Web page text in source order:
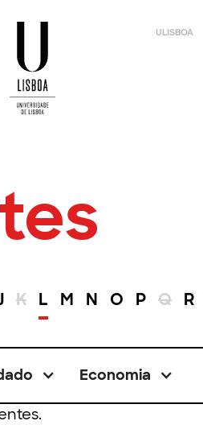
ULISBOA
K L M N O P Q R
Economia